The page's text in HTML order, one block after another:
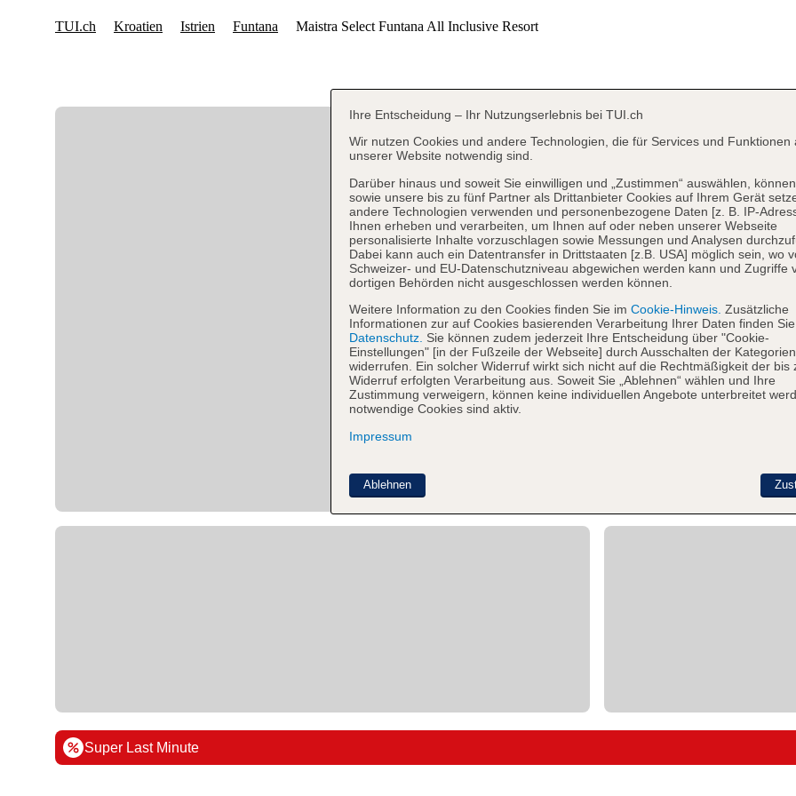
Super Last Minute
Ihre Entscheidung – Ihr Nutzungserlebnis bei TUI.ch
Wir nutzen Cookies und andere Technologien, die für Services und Funktionen
unserer Website notwendig sind.
Darüber hinaus und soweit Sie einwilligen und „Zustimmen“ auswählen,
sowie unsere bis zu fünf Partner als Drittanbieter Cookies auf Ihrem Gerät
andere Technologien verwenden und personenbezogene Daten [z. B. IP-
Ihnen erheben und verarbeiten, um Ihnen auf oder neben unserer Webseite
personalisierte Inhalte vorzuschlagen sowie Messungen und Analysen
Dabei kann auch ein Datentransfer in Drittstaaten [z.B. USA] möglich sein, wo
Schweizer- und EU-Datenschutzniveau abgewichen werden kann und Zugriffe
dortigen Behörden nicht ausgeschlossen werden können.
Weitere Information zu den Cookies finden Sie im Cookie-Hinweis. Zusätzliche
Informationen zur auf Cookies basierenden Verarbeitung Ihrer Daten finden
Datenschutz. Sie können zudem jederzeit Ihre Entscheidung über "Cookie-
Einstellungen" [in der Fußzeile der Webseite] durch Ausschalten der Kategorien
widerrufen. Ein solcher Widerruf wirkt sich nicht auf die Rechtmäßigkeit der bis
Widerruf erfolgten Verarbeitung aus. Soweit Sie „Ablehnen“ wählen und Ihre
Zustimmung verweigern, können keine individuellen Angebote unterbreitet
notwendige Cookies sind aktiv.
Impressum
Ablehnen